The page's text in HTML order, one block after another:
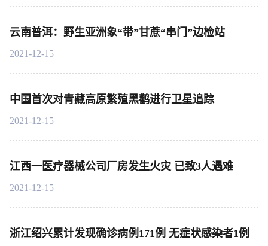
云南普洱：野生亚洲象“带”甘蔗“串门”边检站
2021-12-15
中国首次对青藏高原繁殖黑鹳进行卫星追踪
2021-12-15
江西一医疗器械公司厂房发生火灾 已致3人遇难
2021-12-15
浙江绍兴累计发现确诊病例171例 无症状感染者1例